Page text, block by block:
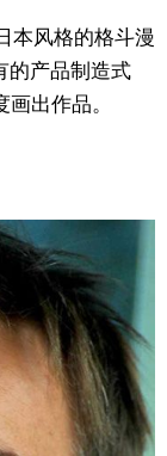
本风格的格斗漫
的产品制造式
出作品。